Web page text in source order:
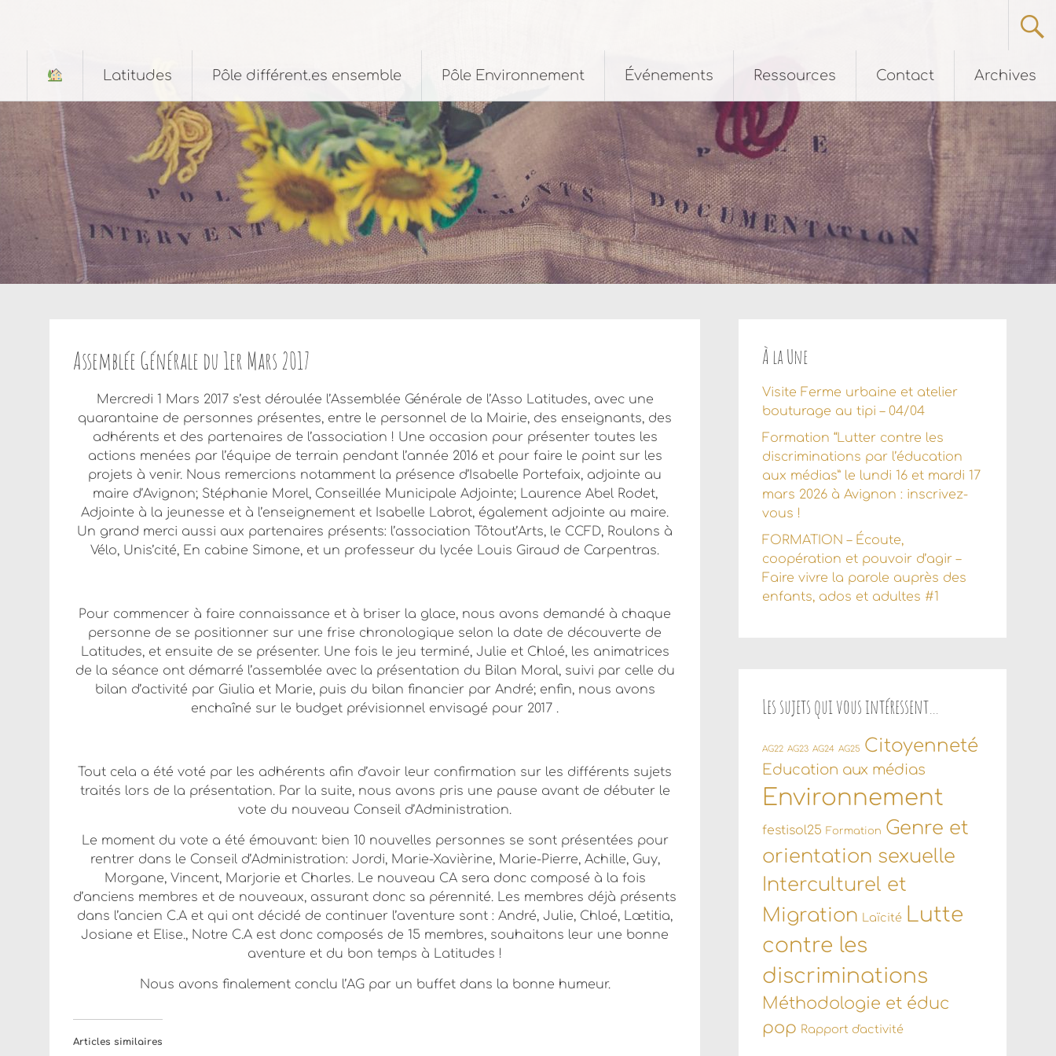
principal
Latitudes Pôle différent.es ensemble Pôle Environnement Événements Ressources Contact Archives
Assemblée Générale du 1er Mars 2017
Mercredi 1 Mars 2017 s’est déroulée l’Assemblée Générale de l’Asso Latitudes, avec une
quarantaine de personnes présentes, entre le personnel de la Mairie, des enseignants, des
adhérents et des partenaires de l’association ! Une occasion pour présenter toutes les
actions menées par l’équipe de terrain pendant l’année 2016 et pour faire le point sur les
projets à venir. Nous remercions notamment la présence d’Isabelle Portefaix, adjointe au
maire d’Avignon; Stéphanie Morel, Conseillée Municipale Adjointe; Laurence Abel Rodet,
Adjointe à la jeunesse et à l’enseignement et Isabelle Labrot, également adjointe au maire.
Un grand merci aussi aux partenaires présents: l’association Tôtout’Arts, le CCFD, Roulons à
Vélo, Unis’cité, En cabine Simone, et un professeur du lycée Louis Giraud de Carpentras.
Pour commencer à faire connaissance et à briser la glace, nous avons demandé à chaque
personne de se positionner sur une frise chronologique selon la date de découverte de
Latitudes, et ensuite de se présenter. Une fois le jeu terminé, Julie et Chloé, les animatrices
de la séance ont démarré l’assemblée avec la présentation du Bilan Moral, suivi par celle du
bilan d’activité par Giulia et Marie, puis du bilan financier par André; enfin, nous avons
enchaîné sur le budget prévisionnel envisagé pour 2017 .
Tout cela a été voté par les adhérents afin d’avoir leur confirmation sur les différents sujets
traités lors de la présentation. Par la suite, nous avons pris une pause avant de débuter le
vote du nouveau Conseil d’Administration.
Le moment du vote a été émouvant: bien 10 nouvelles personnes se sont présentées pour
rentrer dans le Conseil d’Administration: Jordi, Marie-Xavièrine, Marie-Pierre, Achille, Guy,
Morgane, Vincent, Marjorie et Charles. Le nouveau CA sera donc composé à la fois
d’anciens membres et de nouveaux, assurant donc sa pérennité. Les membres déjà présents
dans l’ancien C.A et qui ont décidé de continuer l’aventure sont : André, Julie, Chloé, Lætitia,
Josiane et Elise., Notre C.A est donc composés de 15 membres, souhaitons leur une bonne
aventure et du bon temps à Latitudes !
Nous avons finalement conclu l’AG par un buffet dans la bonne humeur.
Articles similaires
À la Une
Visite Ferme urbaine et atelier
bouturage au tipi – 04/04
Formation “Lutter contre les
discriminations par l’éducation
aux médias” le lundi 16 et mardi 17
mars 2026 à Avignon : inscrivez-
vous !
FORMATION – Écoute,
coopération et pouvoir d’agir –
Faire vivre la parole auprès des
enfants, ados et adultes #1
Les sujets qui vous intéressent…
AG22 AG23 AG24 AG25 Citoyenneté
Education aux médias
Environnement
festisol25 Formation Genre et
orientation sexuelle
Interculturel et
Migration
Laïcité Lutte
contre les
discriminations
Méthodologie et éduc
pop Rapport d'activité